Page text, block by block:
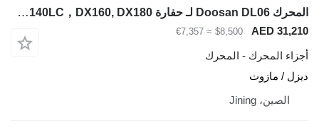
المحرك Doosan DL06 لـ حفارة Doosan DX140LC，DX160, DX180
AED 31,210
$8,500
≈ €7,357
أجزاء المحرك - المحرك
ديزل / مازوت
الصين، Jining